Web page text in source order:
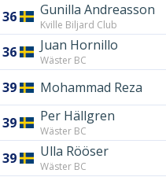
36 Gunilla Andreasson
Kville Biljard Club
36 Juan Hornillo
Wäster BC
39 Mohammad Reza
39 Per Hällgren
Wäster BC
39 Ulla Rööser
Wäster BC